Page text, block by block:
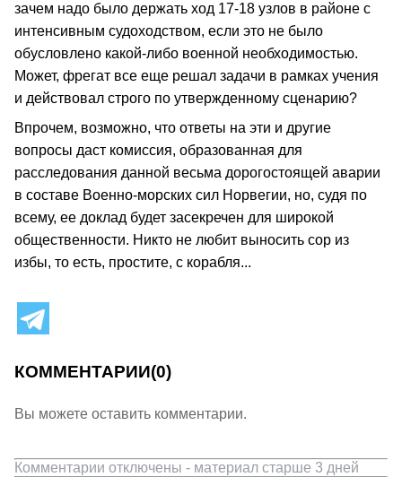
зачем надо было держать ход 17-18 узлов в районе с
интенсивным судоходством, если это не было
обусловлено какой-либо военной необходимостью.
Может, фрегат все еще решал задачи в рамках учения
и действовал строго по утвержденному сценарию?
Впрочем, возможно, что ответы на эти и другие
вопросы даст комиссия, образованная для
расследования данной весьма дорогостоящей аварии
в составе Военно-морских сил Норвегии, но, судя по
всему, ее доклад будет засекречен для широкой
общественности. Никто не любит выносить сор из
избы, то есть, простите, с корабля...
КОММЕНТАРИИ(0)
Вы можете оставить комментарии.
Комментарии отключены - материал старше 3 дней